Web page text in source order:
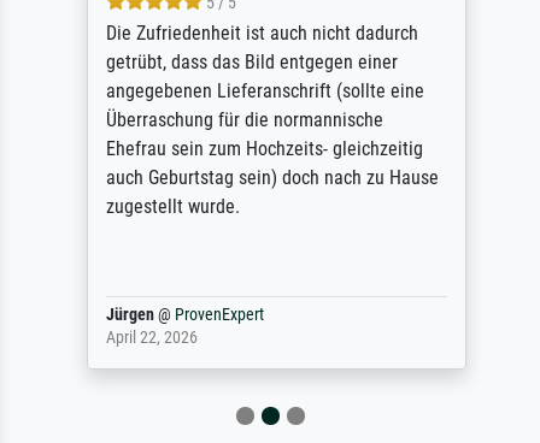
Die Zufriedenheit ist auch nicht dadurch
getrübt, dass das Bild entgegen einer
angegebenen Lieferanschrift (sollte eine
Überraschung für die normannische
Ehefrau sein zum Hochzeits- gleichzeitig
auch Geburtstag sein) doch nach zu Hause
zugestellt wurde.
Jürgen@ProvenExpert
April 22, 2026